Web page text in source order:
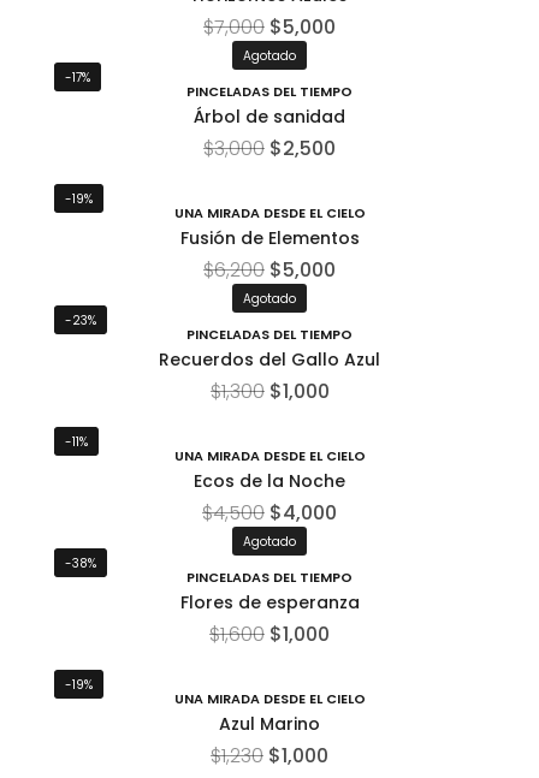
$7,000 $5,000
-17%
Agotado
PINCELADAS DEL TIEMPO
Árbol de sanidad
$3,000 $2,500
-19%
UNA MIRADA DESDE EL CIELO
Fusión de Elementos
$6,200 $5,000
-23%
Agotado
PINCELADAS DEL TIEMPO
Recuerdos del Gallo Azul
$1,300 $1,000
-11%
UNA MIRADA DESDE EL CIELO
Ecos de la Noche
$4,500 $4,000
-38%
Agotado
PINCELADAS DEL TIEMPO
Flores de esperanza
$1,600 $1,000
-19%
UNA MIRADA DESDE EL CIELO
Azul Marino
$1,230 $1,000